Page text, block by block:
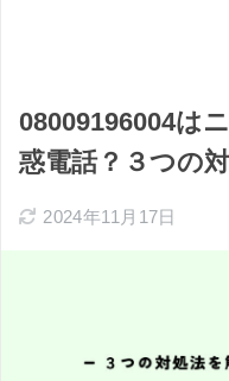
08009196004は
惑電話？３つの
2024年11月17日